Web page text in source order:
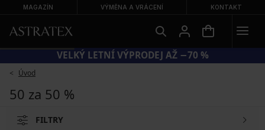
MAGAZÍN VÝMĚNA A VRÁCENÍ KONTAKT
VELKÝ LETNÍ VÝPRODEJ AŽ −70 %
Úvod
50 za 50 %
FILTRY